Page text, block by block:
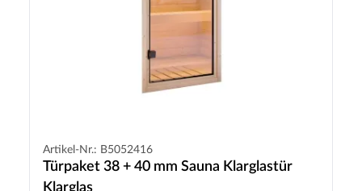
Artikel-Nr.: B5052416
Türpaket 38 + 40 mm Sauna Klarglastür
Klarglas